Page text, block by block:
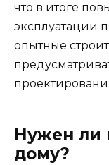
что в итоге
эксплуатации
опытные
Нужен ли
дому?